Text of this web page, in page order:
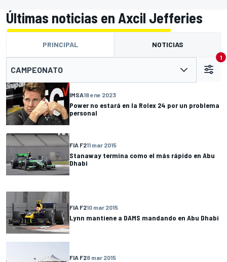
Últimas noticias en Axcil Jefferies
PRINCIPAL NOTICIAS
CAMPEONATO
1
IMSA18 ene 2023
Power no estará en la Rolex 24 por un problema
personal
FIA F211 mar 2015
Stanaway termina como el más rápido en Abu
Dhabi
FIA F210 mar 2015
Lynn mantiene a DAMS mandando en Abu Dhabi
FIA F28 mar 2015